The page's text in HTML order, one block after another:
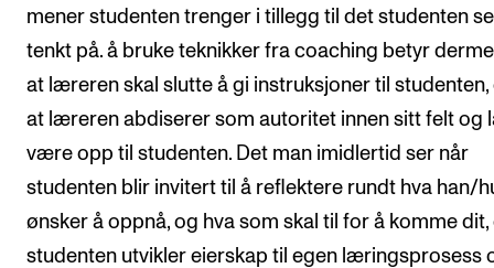
mener studenten trenger i tillegg til det studenten
tenkt på. å bruke teknikker fra coaching betyr
at læreren skal slutte å gi instruksjoner til studenten,
at læreren abdiserer som autoritet innen sitt felt og
være opp til studenten. Det man imidlertid ser når
studenten blir invitert til å reflektere rundt hva han/
ønsker å oppnå, og hva som skal til for å komme dit,
studenten utvikler eierskap til egen læringsprosess